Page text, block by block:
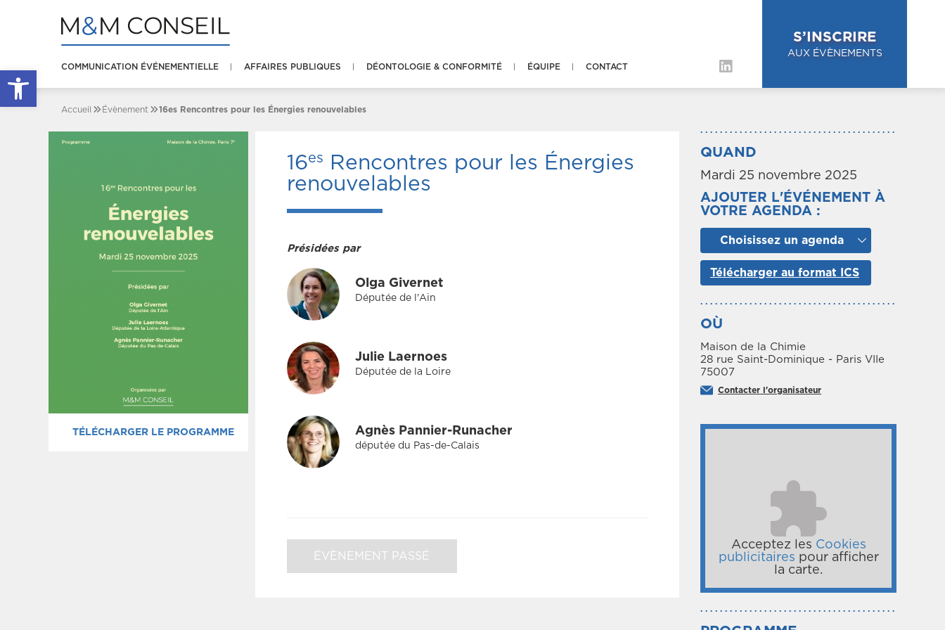
Ouvrir la barre d’outils
COMMUNICATION ÉVÉNEMENTIELLE AFFAIRES PUBLIQUES DÉONTOLOGIE & CONFORMITÉ ÉQUIPE CONTACT
S’INSCRIRE
AUX ÉVÈNEMENTS
Accueil Évènement 16es Rencontres pour les Énergies renouvelables
TÉLÉCHARGER LE PROGRAMME
16es
Rencontres pour les Énergies
renouvelables
Présidées par
Olga Givernet
Députée de l'Ain
Julie Laernoes
Députée de la Loire
Agnès Pannier-Runacher
députée du Pas-de-Calais
ÉVÈNEMENT PASSÉ
QUAND
Mardi 25 novembre 2025
AJOUTER L'ÉVÉNEMENT À
VOTRE AGENDA :
Choisissez un agenda
Télécharger au format ICS
OÙ
Maison de la Chimie
28 rue Saint-Dominique - Paris VIIe
75007
Contacter l'organisateur
Acceptez les Cookies
publicitaires pour afficher
la carte.